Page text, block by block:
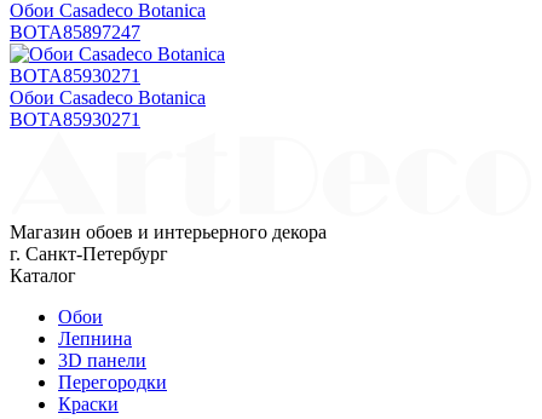
Обои Casadeco Botanica
BOTA85897247
Обои Casadeco Botanica
BOTA85930271
Магазин обоев и интерьерного декора
г. Санкт-Петербург
Каталог
Обои
Лепнина
3D панели
Перегородки
Краски